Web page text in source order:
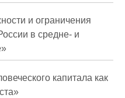
и ограничения
в средне- и
капитала как